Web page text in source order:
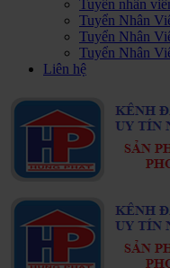
Tuyển nhân
Tuyển Nhân
Tuyển Nhân
Tuyển Nhân
Liên hệ